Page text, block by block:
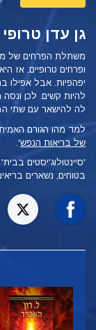
גן עדן
משתלת הפרחים של
ופרחים טרופיים, אז
יפהפיות. אבל אפילו
להיות קשים. לכן
לה להישאר עם שתי
למד מהו הגורם
של בריאות הנפש'.
'סיינטולוג'יסטים
בטוחים, נשארים